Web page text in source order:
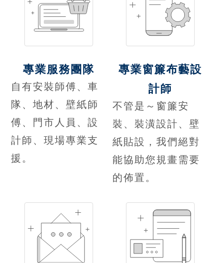
專業服務團隊
自有安裝師傅、車
隊、地材、壁紙師
傅、門市人員、設
計師、現場專業支
援。
專業窗簾布藝設
計師
不管是～窗簾安
裝、裝潢設計、壁
紙貼設，我們絕對
能協助您規畫需要
的佈置。